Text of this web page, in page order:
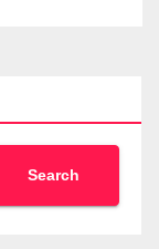
Search